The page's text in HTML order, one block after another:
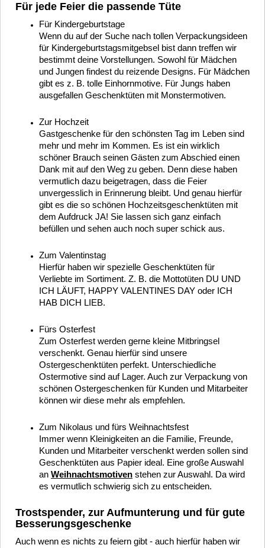
Für jede Feier die passende Tüte
Für Kindergeburtstage
Wenn du auf der Suche nach tollen Verpackungsideen
für Kindergeburtstagsmitgebsel bist dann treffen wir
bestimmt deine Vorstellungen. Sowohl für Mädchen
und Jungen findest du reizende Designs. Für Mädchen
gibt es z. B. tolle Einhornmotive. Für Jungs haben
ausgefallen Geschenktüten mit Monstermotiven.
Zur Hochzeit
Gastgeschenke für den schönsten Tag im Leben sind
mehr und mehr im Kommen. Es ist ein wirklich
schöner Brauch seinen Gästen zum Abschied einen
Dank mit auf den Weg zu geben. Denn diese haben
vermutlich dazu beigetragen, dass die Feier
unvergesslich in Erinnerung bleibt. Und genau hierfür
gibt es die so schönen Hochzeitsgeschenktüten mit
dem Aufdruck JA! Sie lassen sich ganz einfach
befüllen und sehen auch noch super schick aus.
Zum Valentinstag
Hierfür haben wir spezielle Geschenktüten für
Verliebte im Sortiment. Z. B. die Mottotüten DU UND
ICH LÄUFT, HAPPY VALENTINES DAY oder ICH
HAB DICH LIEB.
Fürs Osterfest
Zum Osterfest werden gerne kleine Mitbringsel
verschenkt. Genau hierfür sind unsere
Ostergeschenktüten perfekt. Unterschiedliche
Ostermotive sind auf Lager. Auch zur Verpackung von
schönen Ostergeschenken für Kunden und Mitarbeiter
können wir diese mehr als empfehlen.
Zum Nikolaus und fürs Weihnachtsfest
Immer wenn Kleinigkeiten an die Familie, Freunde,
Kunden und Mitarbeiter verschenkt werden sollen sind
Geschenktüten aus Papier ideal. Eine große Auswahl
an Weihnachtsmotiven stehen zur Auswahl. Da wird
es vermutlich schwierig sich zu entscheiden.
Trostspender, zur Aufmunterung und für gute
Besserungsgeschenke
Auch wenn es nichts zu feiern gibt - auch hierfür haben wir